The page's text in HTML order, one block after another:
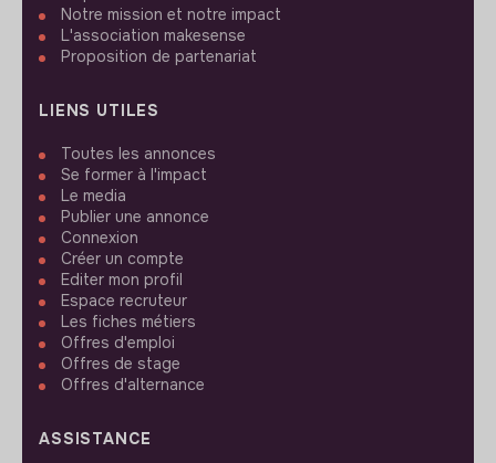
Notre mission et notre impact
L'association makesense
Proposition de partenariat
LIENS UTILES
Toutes les annonces
Se former à l'impact
Le media
Publier une annonce
Connexion
Créer un compte
Editer mon profil
Espace recruteur
Les fiches métiers
Offres d'emploi
Offres de stage
Offres d'alternance
ASSISTANCE